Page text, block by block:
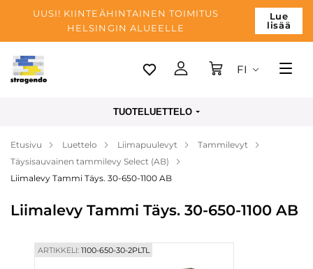
UUSI! KIINTEÄHINTAINEN TOIMITUS
HELSINGIN ALUEELLE
Lue
lisää
Tallinn
Maksu
Yrityksen
Blogi
FI
TUOTELUETTELO
Etusivu Luettelo Liimapuulevyt
Tammilevyt
Täysisauvainen tammilevy Select (AB)
Liimalevy Tammi Täys. 30-650-1100 AB
Liimalevy Tammi Täys. 30-650-1100 AB
ARTIKKELI:1100-650-30-2PLTL